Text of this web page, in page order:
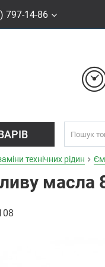
797-14-86
технічних рідин
масла